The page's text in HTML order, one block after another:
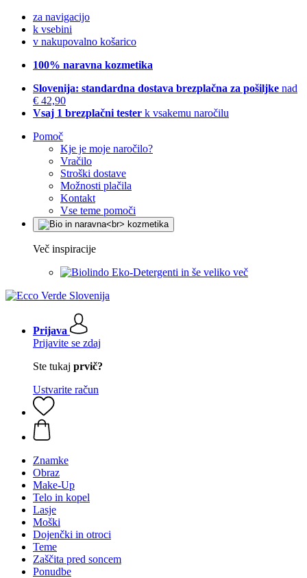
za navigacijo
k vsebini
v nakupovalno košarico
100% naravna kozmetika
Slovenija: standardna dostava brezplačna za pošiljke nad
€ 42,90
Vsaj 1 brezplačni tester k vsakemu naročilu
Pomoč
Kje je moje naročilo?
Vračilo
Stroški dostave
Možnosti plačila
Kontakt
Vse teme pomoči
Več inspiracije
Eko-Detergenti in še veliko več
Prijava
Prijavite se zdaj
Ste tukaj prvič?
Ustvarite račun
Znamke
Obraz
Make-Up
Telo in kopel
Lasje
Moški
Dojenčki in otroci
Teme
Zaščita pred soncem
Ponudbe